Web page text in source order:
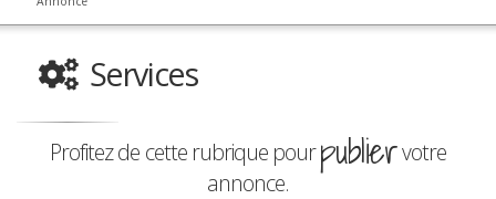
Services
Profitez de cette rubrique pourpubliervotre
annonce.